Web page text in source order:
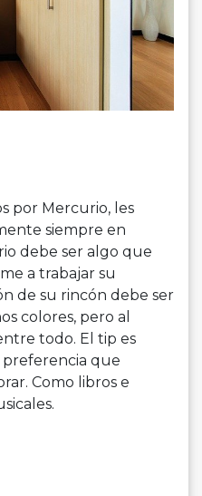
por Mercurio, les
siempre en
debe ser algo que
a trabajar su
de su rincón debe ser
colores, pero al
todo. El tip es
que
Como libros e